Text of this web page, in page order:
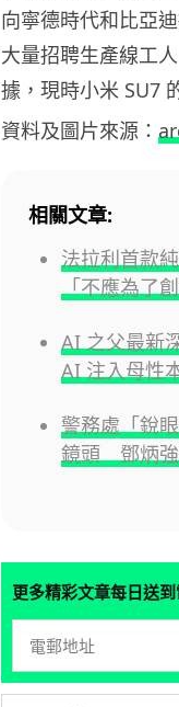
向寧德時代和比亞
大量招聘生產線工
據，現時小米 SU7
資料及圖片來源：
相關文章:
法拉利首款
「不應為了
AI 之父最新
AI 注入母性
警務處「銳
鏡頭 鄧炳強
更多精彩文章每日送